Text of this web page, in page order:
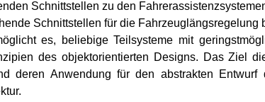
Schnittstellen zu den
Schnittstellen für die
es, beliebige Teilsysteme mit
des objektorientierten Designs. Das Ziel
deren Anwendung für den abstrakten